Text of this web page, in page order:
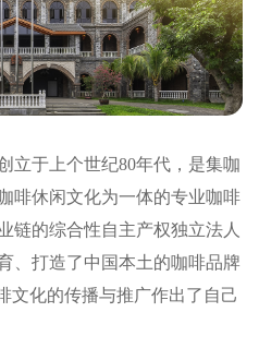
立于上个世纪80年代，是集咖
啡休闲文化为一体的专业咖啡
链的综合性自主产权独立法人
、打造了中国本土的咖啡品牌
化的传播与推广作出了自己